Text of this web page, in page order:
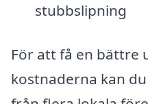
stubbslipning
För att få en bättre
kostnaderna kan